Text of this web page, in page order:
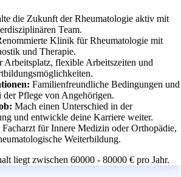
die Zukunft der Rheumatologie aktiv mit
Team.
Klinik für Rheumatologie mit
und Therapie.
Arbeitsplatz, flexible Arbeitszeiten und
Familienfreundliche Bedingungen und
der Pflege von Angehörigen.
Mach einen Unterschied in der
und entwickle deine Karriere weiter.
Facharzt für Innere Medizin oder Orthopädie,
Weiterbildung.
liegt zwischen 60000 - 80000 € pro Jahr.